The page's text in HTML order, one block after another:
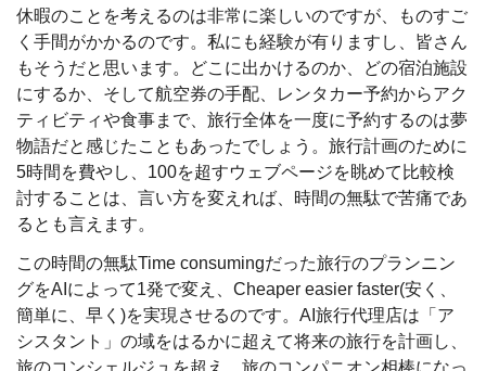
休暇のことを考えるのは非常に楽しいのですが、ものすご
く手間がかかるのです。私にも経験が有りますし、皆さん
もそうだと思います。どこに出かけるのか、どの宿泊施設
にするか、そして航空券の手配、レンタカー予約からアク
ティビティや食事まで、旅行全体を一度に予約するのは夢
物語だと感じたこともあったでしょう。旅行計画のために
5時間を費やし、100を超すウェブページを眺めて比較検
討することは、言い方を変えれば、時間の無駄で苦痛であ
るとも言えます。
この時間の無駄Time consumingだった旅行のプランニン
グをAIによって1発で変え、Cheaper easier faster(安く、
簡単に、早く)を実現させるのです。AI旅行代理店は「ア
シスタント」の域をはるかに超えて将来の旅行を計画し、
旅のコンシェルジュを超え、旅のコンパニオン相棒になっ